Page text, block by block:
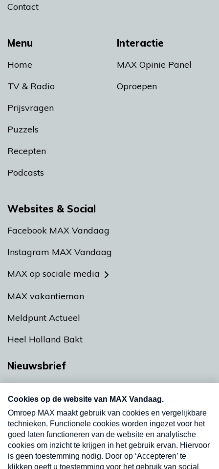
Menu
Home
TV & Radio
Prijsvragen
Puzzels
Recepten
Podcasts
Interactie
MAX Opinie Panel
Oproepen
Contact
Websites & Social
Facebook MAX Vandaag
Instagram MAX Vandaag
MAX op sociale media
MAX vakantieman
Meldpunt Actueel
Heel Holland Bakt
Nieuwsbrief
nieuwsbrief. Elke vrijdag- en dinsdagochtend in
uw mailbox.
Verzend